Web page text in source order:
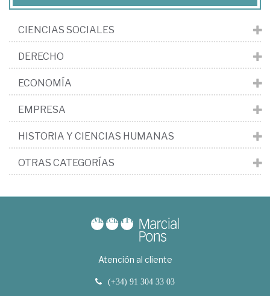
CIENCIAS SOCIALES
DERECHO
ECONOMÍA
EMPRESA
HISTORIA Y CIENCIAS HUMANAS
OTRAS CATEGORÍAS
Atención al cliente
(+34) 91 304 33 03